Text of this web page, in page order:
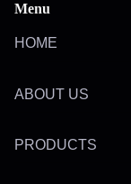
Menu
HOME
ABOUT US
PRODUCTS